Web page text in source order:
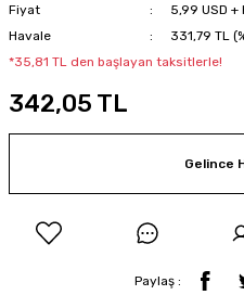
Fiyat
5,99 USD +
Havale
331,79 TL
*35,81 TL den başlayan taksitlerle!
342,05 TL
Gelince
Paylaş :